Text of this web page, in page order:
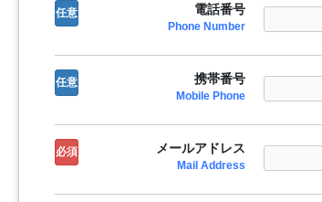
任意 電話番号
Phone Number
任意 携帯番号
Mobile Phone
必須 メールアドレス
Mail Address